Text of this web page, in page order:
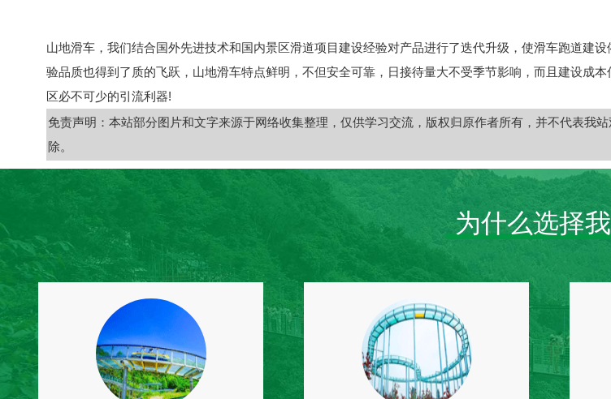
山地滑车，我们结合国外先进技术和国内景区滑道项目建设经验对产品进行了迭代升级，使滑车跑道建
验品质也得到了质的飞跃，山地滑车特点鲜明，不但安全可靠，日接待量大不受季节影响，而且建设成
区必不可少的引流利器!
免责声明：本站部分图片和文字来源于网络收集整理，仅供学习交流，版权归原作者所有，并不代表我
除。
为什么选择